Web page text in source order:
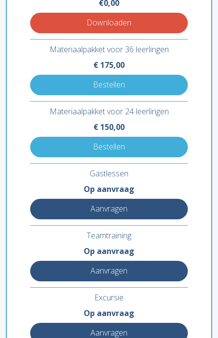
€0,00
Downloaden
Materiaalpakket voor 36 leerlingen
€ 175,00
Bestellen
Materiaalpakket voor 24 leerlingen
€ 150,00
Bestellen
Gastlessen
Op aanvraag
Aanvragen
Teamtraining
Op aanvraag
Aanvragen
Excursie
Op aanvraag
Aanvragen